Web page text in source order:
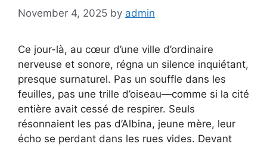
November 4, 2025 by admin
Ce jour-là, au cœur d’une ville d’ordinaire
nerveuse et sonore, régna un silence inquiétant,
presque surnaturel. Pas un souffle dans les
feuilles, pas une trille d’oiseau—comme si la cité
entière avait cessé de respirer. Seuls
résonnaient les pas d’Albina, jeune mère, leur
écho se perdant dans les rues vides. Devant